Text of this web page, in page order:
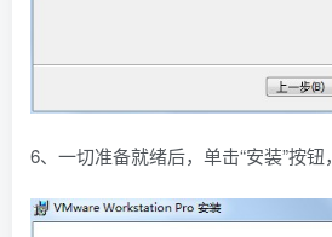
6、一切准备就绪后，单击“安装”按钮，